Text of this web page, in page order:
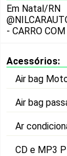
Em Natal/RN
- CARRO
Acessórios:
Air bag
Air bag
Ar
CD e MP3